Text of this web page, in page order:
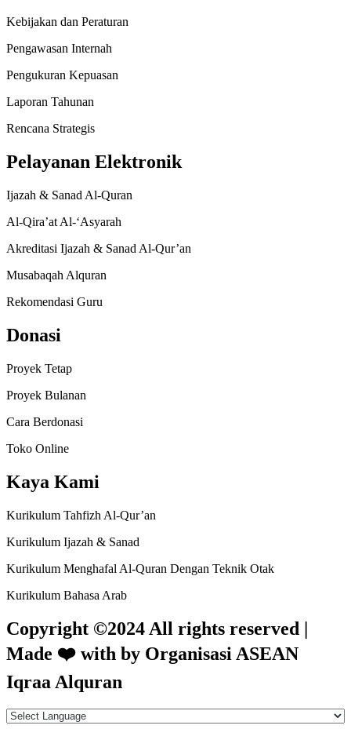
Kebijakan dan Peraturan
Pengawasan Internah
Pengukuran Kepuasan
Laporan Tahunan
Rencana Strategis
Pelayanan Elektronik
Ijazah & Sanad Al-Quran
Al-Qira’at Al-‘Asyarah
Akreditasi Ijazah & Sanad Al-Qur’an
Musabaqah Alquran
Rekomendasi Guru
Donasi
Proyek Tetap
Proyek Bulanan
Cara Berdonasi
Toko Online
Kaya Kami
Kurikulum Tahfizh Al-Qur’an
Kurikulum Ijazah & Sanad
Kurikulum Menghafal Al-Quran Dengan Teknik Otak
Kurikulum Bahasa Arab
Copyright ©2024 All rights reserved |
Made ❤️ with by Organisasi ASEAN
Iqraa Alquran